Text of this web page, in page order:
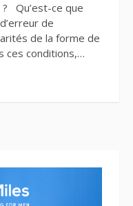
? Qu’est-ce que
de
de la forme de
ces conditions,…